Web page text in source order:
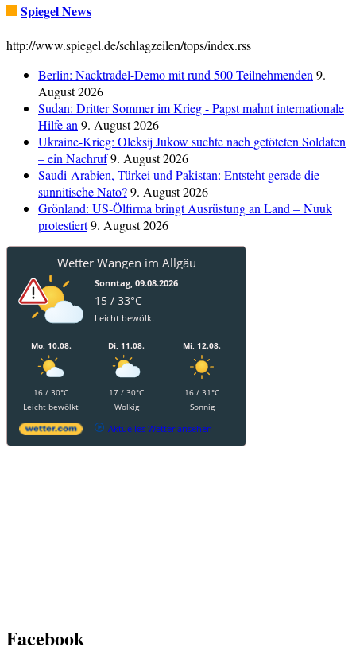
Spiegel News
http://www.spiegel.de/schlagzeilen/tops/index.rss
Berlin: Nacktradel-Demo mit rund 500 Teilnehmenden9.
August 2026
Sudan: Dritter Sommer im Krieg - Papst mahnt internationale
Hilfe an9. August 2026
Ukraine-Krieg: Oleksij Jukow suchte nach getöteten Soldaten
– ein Nachruf9. August 2026
Saudi-Arabien, Türkei und Pakistan: Entsteht gerade die
sunnitische Nato?9. August 2026
Grönland: US-Ölfirma bringt Ausrüstung an Land – Nuuk
protestiert9. August 2026
Wetter Wangen im Allgäu
Sonntag, 09.08.2026
15 / 33°C
Leicht bewölkt
Mo, 10.08.
16 / 30°C
Leicht bewölkt
Di, 11.08.
17 / 30°C
Wolkig
Mi, 12.08.
16 / 31°C
Sonnig
Aktuelles Wetter ansehen
Facebook